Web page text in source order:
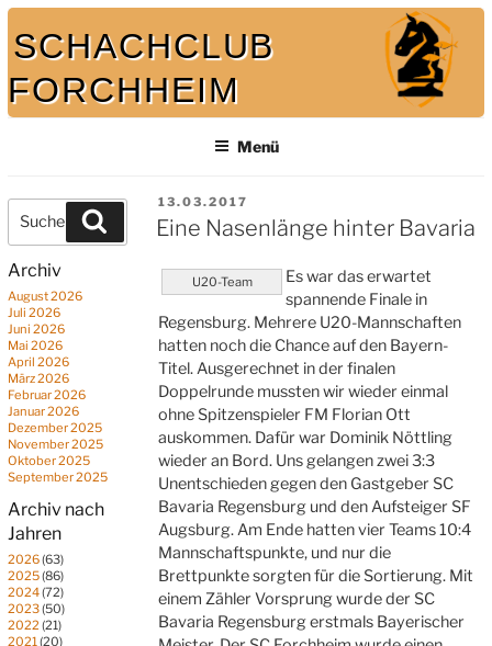
Zum
Inhalt
springen
SCHACHCLUB
FORCHHEIM
Menü
nach:
Suchen
Archiv
August 2026
Juli 2026
Juni 2026
Mai 2026
April 2026
März 2026
Februar 2026
Januar 2026
Dezember 2025
November 2025
Oktober 2025
September 2025
Archiv nach
Jahren
2026(63)
2025(86)
2024(72)
2023(50)
2022 (21)
2021 (20)
VERÖFFENTLICHT
AM
13.03.2017
Eine Nasenlänge hinter Bavaria
U20-Team
Es war das erwartet
spannende Finale in
Regensburg. Mehrere U20-Mannschaften
hatten noch die Chance auf den Bayern-
Titel. Ausgerechnet in der finalen
Doppelrunde mussten wir wieder einmal
ohne Spitzenspieler FM Florian Ott
auskommen. Dafür war Dominik Nöttling
wieder an Bord. Uns gelangen zwei 3:3
Unentschieden gegen den Gastgeber SC
Bavaria Regensburg und den Aufsteiger SF
Augsburg. Am Ende hatten vier Teams 10:4
Mannschaftspunkte, und nur die
Brettpunkte sorgten für die Sortierung. Mit
einem Zähler Vorsprung wurde der SC
Bavaria Regensburg erstmals Bayerischer